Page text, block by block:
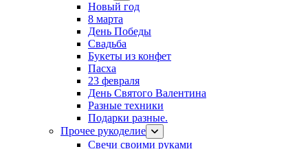
Новый год
8 марта
День Победы
Свадьба
Букеты из конфет
Пасха
23 февраля
День Святого Валентина
Разные техники
Подарки разные.
Прочее рукоделие
Свечи своими руками